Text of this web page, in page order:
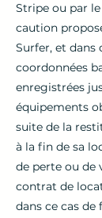
Stripe ou par
caution
Surfer, et dans
coordonnées
enregistrées
équipements
suite de la
à la fin de sa
de perte ou de
contrat de
dans ce cas